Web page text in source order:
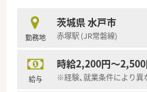
従業員が多いことも安心
【職場環境と雰囲気】
発であり、和やかな雰囲
■車通勤が可能なため、
勤務地
茨城県 水戸市
赤塚駅 (JR常磐線)
給与
時給2,200円～
※経験、就業条件により異